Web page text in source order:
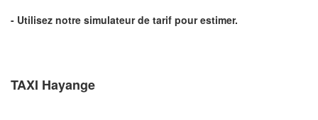
- Utilisez notre simulateur de tarif pour estimer.
TAXI Hayange